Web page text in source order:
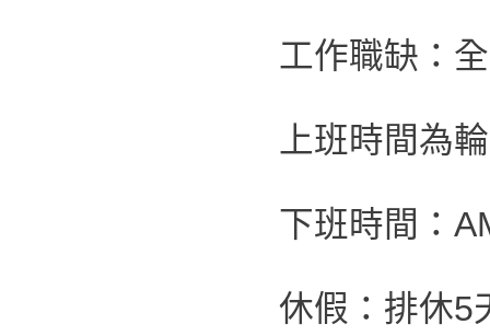
工作職缺：
上班時間為
下班時間：
休假：排休5